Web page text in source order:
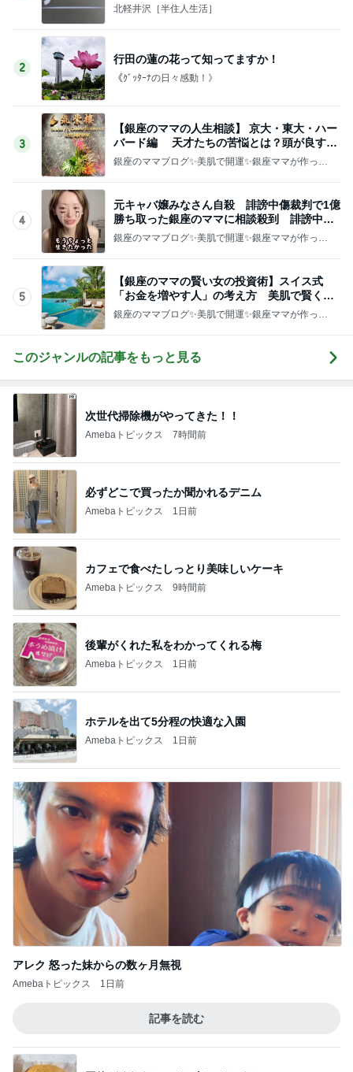
北軽井沢［半住人生活］
2
行田の蓮の花って知ってますか！
《ｸﾞｯﾀｰﾅの日々感動！》
3
【銀座のママの人生相談】 京大・東大・ハー
バード編 天才たちの苦悩とは？頭が良すぎ
て悩む人
銀座のママブログ✨美肌で開運✨銀座ママが作った
4
元キャバ嬢みなさん自殺 誹謗中傷裁判で1億
勝ち取った銀座のママに相談殺到 誹謗中傷
は正義じゃない
銀座のママブログ✨美肌で開運✨銀座ママが作った
5
【銀座のママの賢い女の投資術】スイス式
「お金を増やす人」の考え方 美肌で賢く金
運UP これが正解
銀座のママブログ✨美肌で開運✨銀座ママが作った
このジャンルの記事をもっと見る
次世代掃除機がやってきた！！
Amebaトピックス 7時間前
必ずどこで買ったか聞かれるデニム
Amebaトピックス 1日前
カフェで食べたしっとり美味しいケーキ
Amebaトピックス 9時間前
後輩がくれた私をわかってくれる梅
Amebaトピックス 1日前
ホテルを出て5分程の快適な入園
Amebaトピックス 1日前
アレク 怒った妹からの数ヶ月無視
Amebaトピックス 1日前
記事を読む